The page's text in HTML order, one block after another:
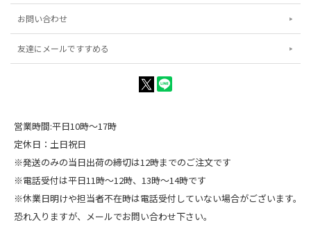
お問い合わせ
友達にメールですすめる
営業時間:平日10時～17時
定休日：土日祝日
※発送のみの当日出荷の締切は12時までのご注文です
※電話受付は平日11時～12時、13時～14時です
※休業日明けや担当者不在時は電話受付していない場合がございます。
恐れ入りますが、メールでお問い合わせ下さい。